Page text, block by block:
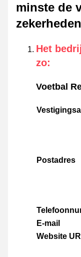
minste de
zekerheden
Het
zo:
Voetbal
Postadres
E-mail
Website